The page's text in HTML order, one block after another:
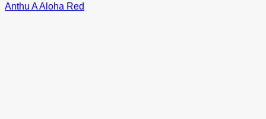
Anthu A Aloha Red